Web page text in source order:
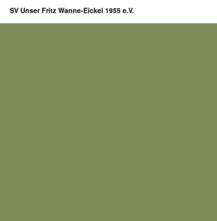
SV Unser Fritz Wanne-Eickel 1955 e.V.